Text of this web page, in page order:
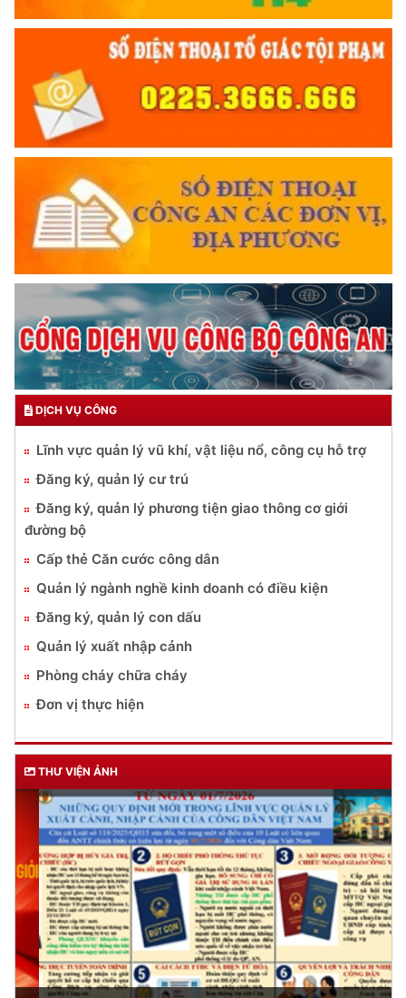
DỊCH VỤ CÔNG
Lĩnh vực quản lý vũ khí, vật liệu nổ, công cụ hỗ trợ
Đăng ký, quản lý cư trú
Đăng ký, quản lý phương tiện giao thông cơ giới
đường bộ
Cấp thẻ Căn cước công dân
Quản lý ngành nghề kinh doanh có điều kiện
Đăng ký, quản lý con dấu
Quản lý xuất nhập cảnh
Phòng cháy chữa cháy
Đơn vị thực hiện
THƯ VIỆN ẢNH